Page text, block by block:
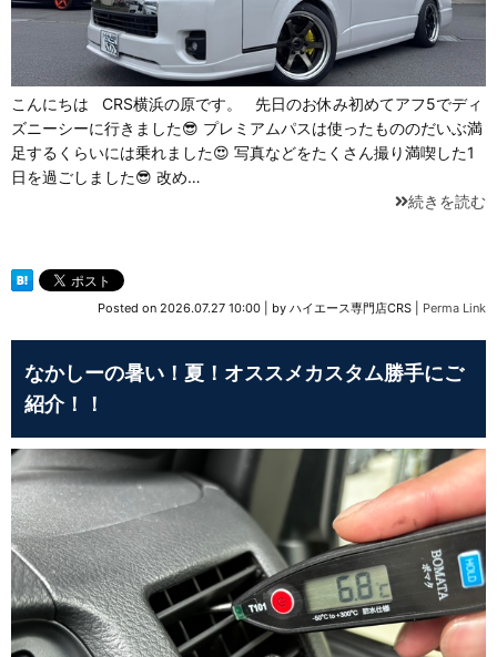
こんにちは CRS横浜の原です。 先日のお休み初めてアフ5でディ
ズニーシーに行きました😎 プレミアムパスは使ったもののだいぶ満
足するくらいには乗れました😍 写真などをたくさん撮り満喫した1
日を過ごしました😎 改め…
続きを読む
Posted on 2026.07.27 10:00 by ハイエース専門店CRS Perma Link
なかしーの暑い！夏！オススメカスタム勝手にご
紹介！！